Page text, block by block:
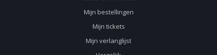
Mijn bestellingen
Mijn tickets
Mijn verlanglijst